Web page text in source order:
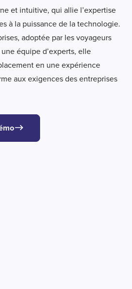
et intuitive, qui allie l’expertise
à la puissance de la technologie.
adoptée par les voyageurs
équipe d’experts, elle
en une expérience
aux exigences des entreprises